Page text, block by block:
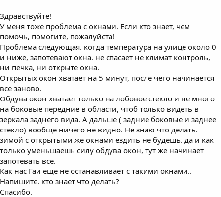
Здравствуйте!
У меня тоже проблема с окнами. Если кто знает, чем
помочь, помогите, пожалуйста!
Проблема следующая. когда температура на улице около 0
и ниже, запотевают окна. не спасает не климат контроль,
ни печка, ни открыте окна.
Открытых окон хватает на 5 минут, после чего начинается
все заново.
Обдува окон хватает только на лобовое стекло и не много
на боковые передние в области, чтоб только видеть в
зеркала заднего вида. А дальше ( задние боковые и заднее
стекло) вообще ничего не видно. Не знаю что делать.
зимой с открытыми же окнами ездить не будешь. да и как
только уменьшаешь силу обдува окон, тут же начинает
запотевать все.
Как нас Гаи еще не останавливает с такими окнами..
Напишите. кто знает что делать?
Спасибо.